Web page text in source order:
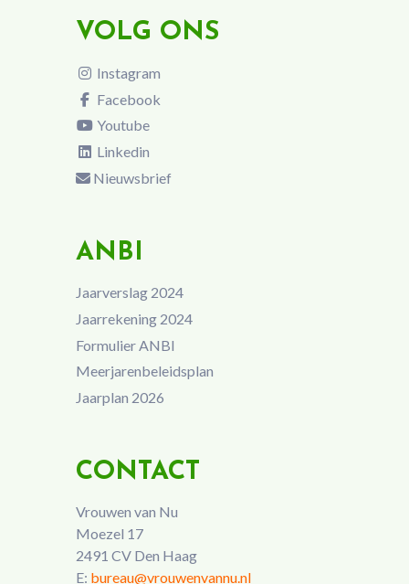
VOLG ONS
Instagram
Facebook
Youtube
Linkedin
Nieuwsbrief
ANBI
Jaarverslag 2024
Jaarrekening 2024
Formulier ANBI
Meerjarenbeleidsplan
Jaarplan 2026
CONTACT
Vrouwen van Nu
Moezel 17
2491 CV Den Haag
E: bureau@vrouwenvannu.nl